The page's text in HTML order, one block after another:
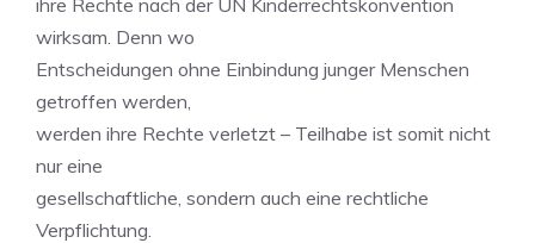
ihre Rechte nach der UN Kinderrechtskonvention
wirksam. Denn wo
Entscheidungen ohne Einbindung junger Menschen
getroffen werden,
werden ihre Rechte verletzt – Teilhabe ist somit nicht
nur eine
gesellschaftliche, sondern auch eine rechtliche
Verpflichtung.